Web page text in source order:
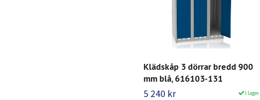
Klädskåp 3 dörrar bredd 900
mm blå, 616103-131
5 240 kr I lager.